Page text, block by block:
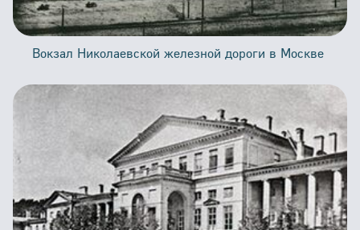
Вокзал Николаевской железной дороги в Москве